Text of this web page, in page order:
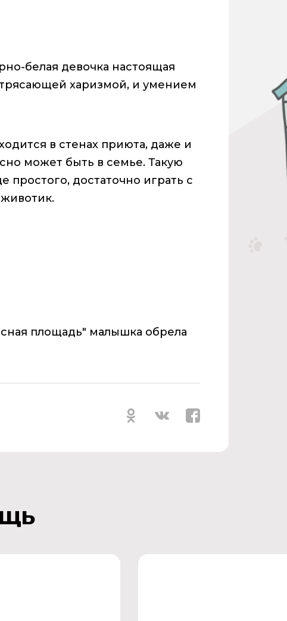
белая девочка настоящая
харизмой, и умением
в стенах приюта, даже и
может быть в семье. Такую
простого, достаточно играть с
площадь" малышка обрела